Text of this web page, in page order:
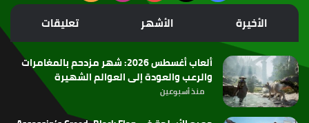
الموقع
RSS
الأخيرة الأشهر تعليقات
ألعاب أغسطس 2026: شهر مزدحم بالمغامرات
والرعب والعودة إلى العوالم الشهيرة
منذ أسبوعين